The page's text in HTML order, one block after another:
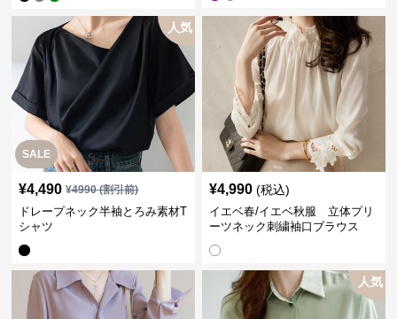
SALE
人気
¥4,490 ¥4990(割引前)
ドレープネック半袖とろみ素材T
シャツ
¥4,990 (税込)
イエベ春/イエベ秋服 立体プリ
ーツネック刺繍袖口ブラウス
人気